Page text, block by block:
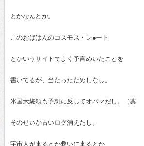
とかなんとか。
このおばはんのコスモス・レ●ート
とかいうサイトでよく予言めいたことを
書いてるが、当たったためしなし。
米国大統領も予想に反してオバマだし。（藁
そのせいか古いログ消えたし。
宇宙人が来るとか救いに来るとか